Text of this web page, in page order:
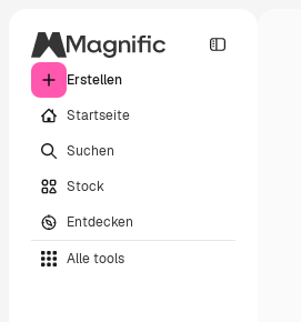
Erstellen
Startseite
Suchen
Stock
Entdecken
Alle tools